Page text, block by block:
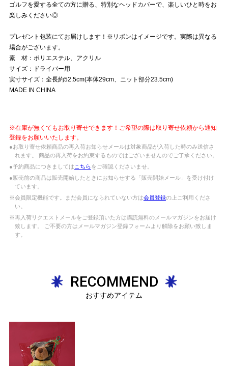
ゴルフを愛する全ての方に贈る、特別なヘッドカバーで、楽しいひと時をお
楽しみください◎
プレゼント包装にてお届けします！※リボンはイメージです。実際は異なる
場合がございます。
素 材：ポリエステル、アクリル
サイズ：ドライバー用
実寸サイズ：全長約52.5cm(本体29cm、ニット部分23.5cm)
MADE IN CHINA
※在庫が無くてもお取り寄せできます！ご希望の際は取り寄せ依頼から通知
登録をお願いいたします。
●お取り寄せ依頼商品の再入荷お知らせメールは対象商品が入荷した時のみ送信さ
れます。 商品の再入荷をお約束するものではございませんのでご了承ください。
●予約商品につきましては こちらをご確認くださいませ。
●販売前の商品は販売開始したときにお知らせする「販売開始メール」を受け付け
ています。
※会員限定機能です。まだ会員になられていない方は会員登録の上ご利用くださ
い。
※再入荷リクエストメールをご登録頂いた方は購読無料のメールマガジンをお届け
致します。 ご不要の方はメールマガジン登録フォームより解除をお願い致しま
す。
RECOMMEND
おすすめアイテム